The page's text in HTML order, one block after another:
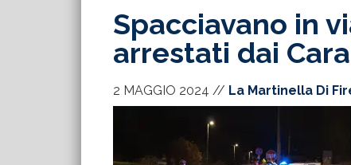
Spacciavano in
arrestati dai
2 MAGGIO 2024 // La Martinella Di